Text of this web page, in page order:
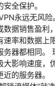
全保护。
永远无风
数据销售盈利
率和数据上限
务器都相同。
大影响速度，
的服务器。